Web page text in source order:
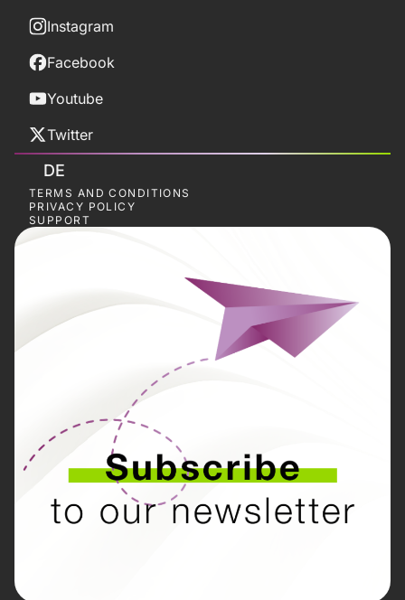
Instagram
Facebook
Youtube
Twitter
DE
TERMS AND CONDITIONS
PRIVACY POLICY
SUPPORT